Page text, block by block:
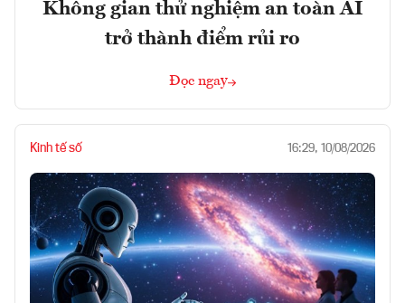
Không gian thử nghiệm an toàn AI
trở thành điểm rủi ro
Đọc ngay
Kinh tế số 16:29, 10/08/2026